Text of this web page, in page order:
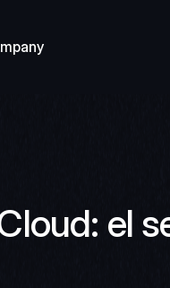
el